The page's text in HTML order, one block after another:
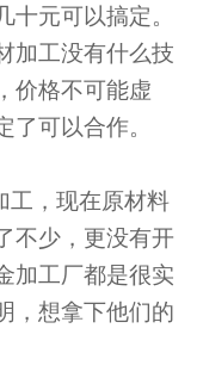
元可以搞定。
加工没有什么技
价格不可能虚
可以合作。
工，现在原材料
不少，更没有开
加工厂都是很实
，想拿下他们的